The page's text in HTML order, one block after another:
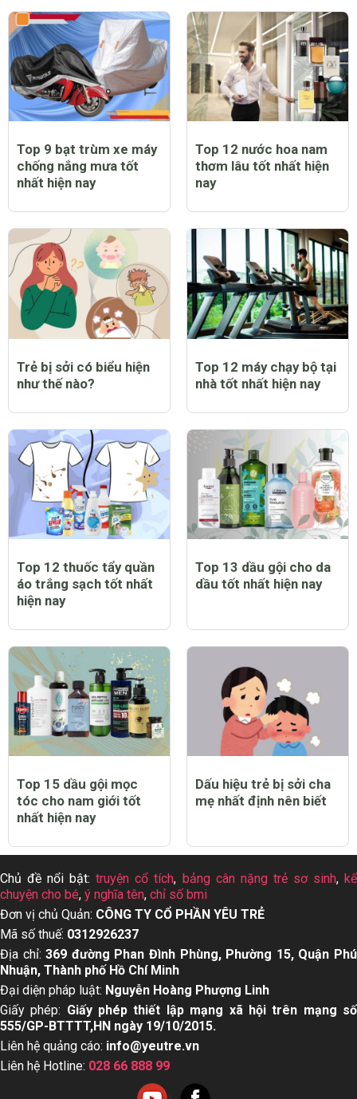
Top 9 bạt trùm xe máy
chống nắng mưa tốt
nhất hiện nay
Top 12 nước hoa nam
thơm lâu tốt nhất hiện
nay
Trẻ bị sởi có biểu hiện
như thế nào?
Top 12 máy chạy bộ tại
nhà tốt nhất hiện nay
Top 12 thuốc tẩy quần
áo trắng sạch tốt nhất
hiện nay
Top 13 dầu gội cho da
dầu tốt nhất hiện nay
Top 15 dầu gội mọc
tóc cho nam giới tốt
nhất hiện nay
Dấu hiệu trẻ bị sởi cha
mẹ nhất định nên biết
Chủ đề nổi bật:truyện cổ tích, bảng cân nặng trẻ sơ sinh, kể
chuyện cho bé, ý nghĩa tên, chỉ số bmi
Đơn vị chủ Quản: CÔNG TY CỔ PHẦN YÊU TRẺ
Mã số thuế: 0312926237
Địa chỉ:369 đường Phan Đình Phùng, Phường 15, Quận Phú
Nhuận, Thành phố Hồ Chí Minh
Đại diện pháp luật: Nguyễn Hoàng Phượng Linh
Giấy phép: Giấy phép thiết lập mạng xã hội trên mạng số
555/GP-BTTTT,HN ngày 19/10/2015.
Liên hệ quảng cáo: info@yeutre.vn
Liên hệ Hotline: 028 66 888 99